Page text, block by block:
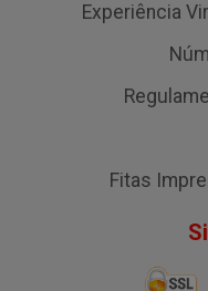
Experiência
Fitas